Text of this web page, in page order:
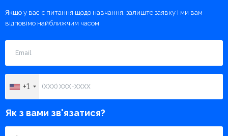
Якщо у вас є питання щодо навчання, залиште заявку і ми вам
відповімо найближчим часом
+1
Як з вами зв'язатися?